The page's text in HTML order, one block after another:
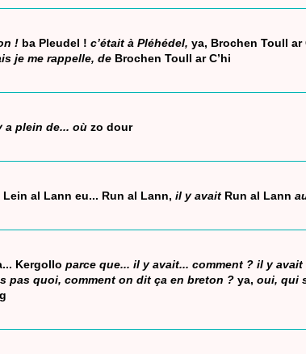
! ba Pleudel ! c’était à Pléhédel, ya, Brochen Toull ar
je me rappelle, de Brochen Toull ar C’hi
a plein de... où zo dour
Lein al Lann eu... Run al Lann, il y avait Run al Lann
Kergollo parce que... il y avait... comment ? il y avait
pas quoi, comment on dit ça en breton ? ya, oui, qui